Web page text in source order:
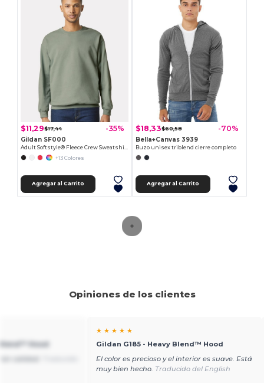
$11,29$17,44 -35%
Gildan SF000
+13 Colores
Agregar al Carrito
$18,33$60,58 -70%
Bella+Canvas 3939
Buzo unisex triblend cierre completo
Agregar al Carrito
Opiniones de los clientes
Hood
★ ★ ★ ★ ★
Gildan G185 - Heavy Blend™ Hood
El color es precioso y el interior es suave. Está
muy bien hecho. Traducido del English